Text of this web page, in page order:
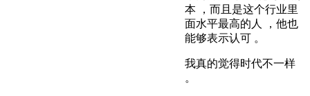
本 ，而且是这个行业里
面水平最高的人 ，他也
能够表示认可 。
我真的觉得时代不一样
。